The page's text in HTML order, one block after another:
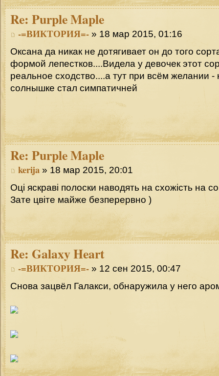
Re: Purple Maple
-=ВИКТОРИЯ=- » 18 мар 2015, 01:16
Оксана да никак не дотягивает он до того
формой лепестков....Видела у девочек этот
реальное сходство....а тут при всём желании -
солнышке стал симпатичней
Re: Purple Maple
kerija » 18 мар 2015, 20:01
Оці яскраві полоски наводять на схожість на
Зате цвіте майже безперервно )
Re: Galaxy Heart
-=ВИКТОРИЯ=- » 12 сен 2015, 00:47
Снова зацвёл Галакси, обнаружила у него